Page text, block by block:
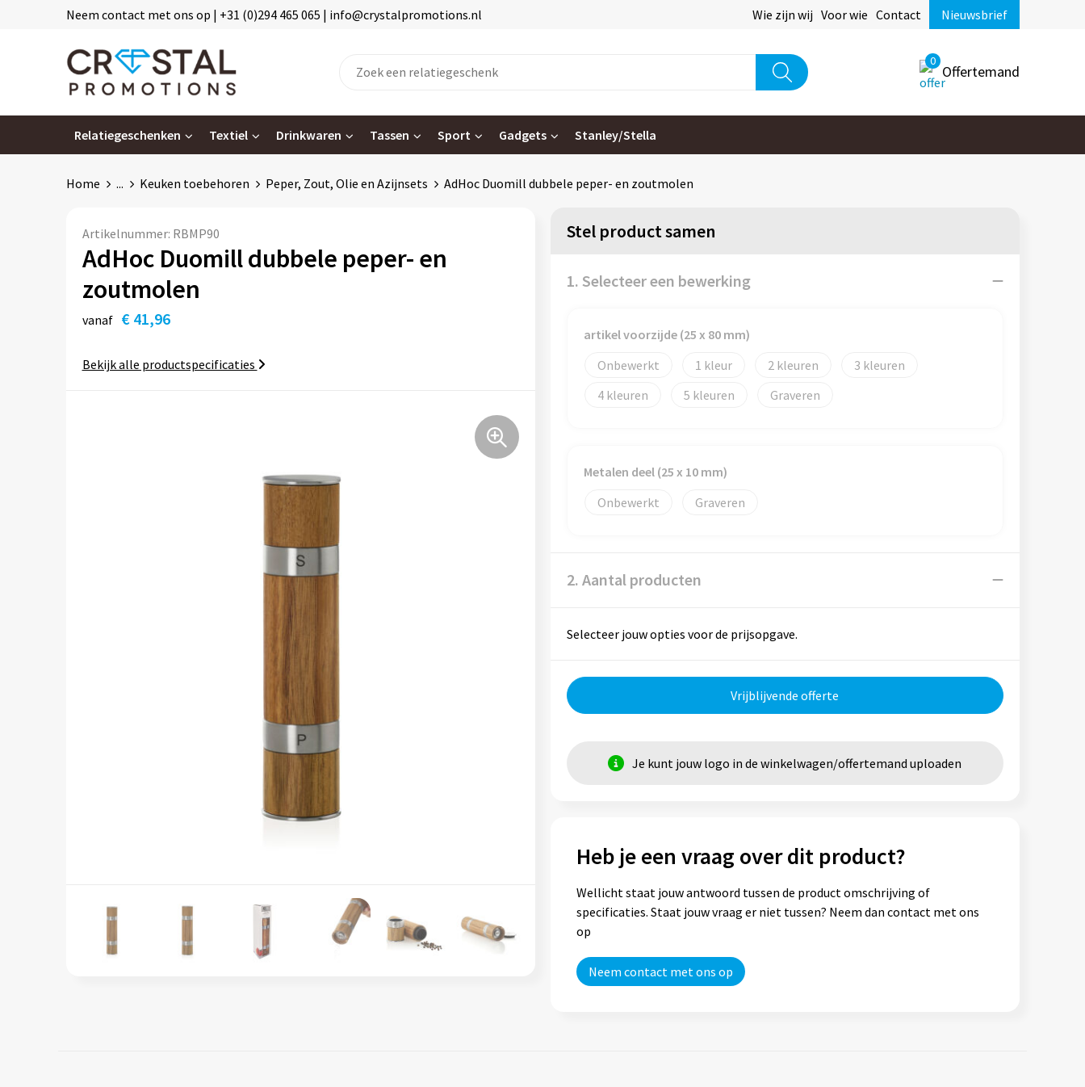
Neem contact met ons op | +31 (0)294 465 065 | info@crystalpromotions.nl Wie zijn wij Voor wie Contact Nieuwsbrief
0
Offertemand
Relatiegeschenken Textiel Drinkwaren Tassen Sport Gadgets Stanley/Stella
Home ... Keuken toebehoren Peper, Zout, Olie en Azijnsets AdHoc Duomill dubbele peper- en zoutmolen
Artikelnummer: RBMP90
AdHoc Duomill dubbele peper- en
zoutmolen
vanaf € 41,96
Bekijk alle productspecificaties
Stel product samen
1. Selecteer een bewerking
artikel voorzijde (25 x 80 mm)
Onbewerkt
1 2
3
4
5 Graveren
Metalen deel (25 x 10 mm)
Onbewerkt
Graveren
2. Aantal producten
Selecteer jouw opties voor de prijsopgave.
Vrijblijvende offerte
Je kunt jouw logo in de winkelwagen/offertemand uploaden
Heb je een vraag over dit product?
Wellicht staat jouw antwoord tussen de product omschrijving of
specificaties. Staat jouw vraag er niet tussen? Neem dan contact met ons
op
Neem contact met ons op